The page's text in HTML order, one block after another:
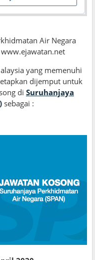
Air Negara
yang memenuhi
dijemput untuk
di Suruhanjaya
sebagai :